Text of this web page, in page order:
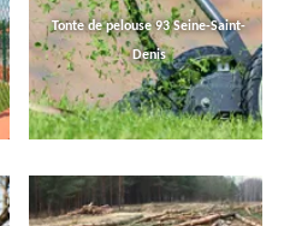
Tonte de pelouse 93 Seine-Saint-
Denis